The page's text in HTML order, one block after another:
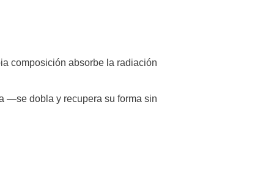
composición absorbe la radiación
—se dobla y recupera su forma sin